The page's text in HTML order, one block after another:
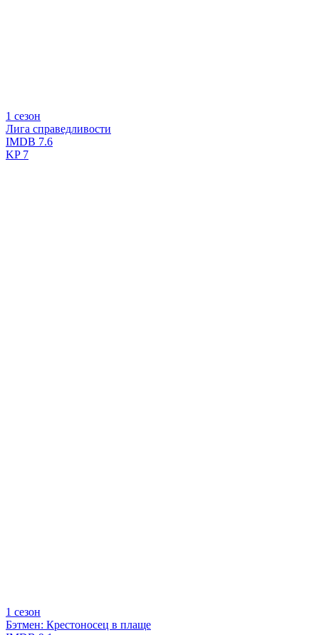
1 сезон
Лига справедливости
IMDB 7.6
KP7
1 сезон
Бэтмен: Крестоносец в плаще